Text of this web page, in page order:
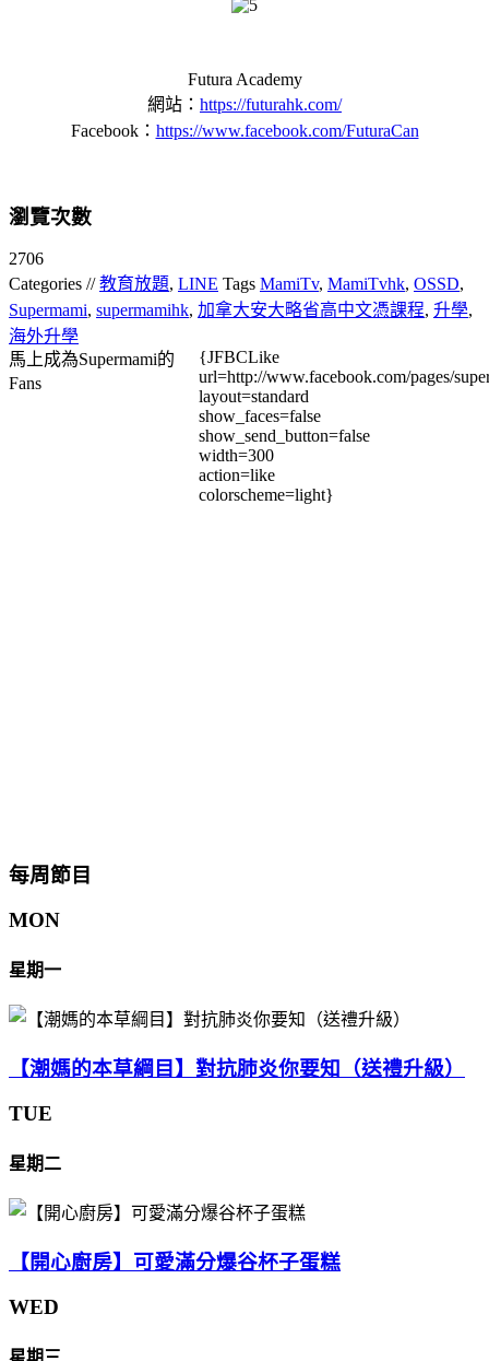
Futura Academy
網站： https://futurahk.com/
Facebook： https://www.facebook.com/FuturaCan
瀏覽次數
2706
Categories //教育放題, LINE Tags MamiTv, MamiTvhk, OSSD,
Supermami, supermamihk, 加拿大安大略省高中文憑課程, 升學,
海外升學
馬上成為Supermami的
Fans
{JFBCLike
url=http://www.facebook.com/pages/
layout=standard
show_faces=false
show_send_button=false
width=300
action=like
colorscheme=light}
每周節目
MON
星期一
【潮媽的本草綱目】對抗肺炎你要知（送禮升級）
TUE
星期二
【開心廚房】可愛滿分爆谷杯子蛋糕
WED
星期三